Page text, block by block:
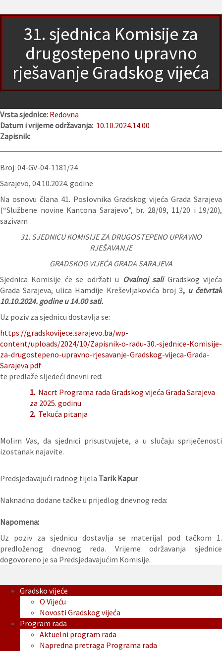
31. sjednica Komisije za
drugostepeno upravno
rješavanje Gradskog vijeća
Vrsta sjednice: Redovna
Datum i vrijeme održavanja: 10.10.2024.14:00
Zapisnik:
Broj: 04-GV-04-1181/24
Sarajevo, 04.10.2024. godine
Na osnovu člana 41. Poslovnika Gradskog vijeća Grada Sarajeva
(“Službene novine Kantona Sarajevo”, br. 28/09, 11/20 i 19/20),
sazivam
31. SJEDNICU KOMISIJE ZA DRUGOSTEPENO UPRAVNO
RJEŠAVANJE
GRADSKOG VIJEĆA GRADA SARAJEVA
Sjednica Komisije će se održati u Ovalnoj saliGradskog vijeća
Grada Sarajeva, ulica Hamdije Kreševljakovića broj 3, u četvrtak
10.10.2024. godine u 14.00 sati.
Uz poziv za sjednicu dostavlja se:
https://gradskovijece.sarajevo.ba/wp-
content/uploads/2024/10/Zapisnik-o-radu-30.-sjednice-Komisije-
za-drugostepeno-upravno-rjesavanje-Gradskog-vijeca-Grada-
Sarajeva.pdf
te predlaže sljedeći dnevni red:
1. Nacrt Programa rada Gradskog vijeća Grada Sarajeva
za 2025. godinu
2. Tekuća pitanja
Molim Vas, da sjednici prisustvujete, a u slučaju spriječenosti
izostanak najavite.
Predsjedavajući radnog tijela Tarik Kapur
Naknadno dodane tačke u prijedlog dnevnog reda:
Napomena:
Uz poziv za sjednicu dostavlja se materijal pod tačkom 1.
predloženog dnevnog reda. Vrijeme održavanja sjednice
dogovoreno je sa Predsjedavajućim Komisije.
Gradsko vijeće
O Vijeću
Novosti Gradskog vijeća
Program rada
Aktuelni program rada
Napredna pretraga Programa rada